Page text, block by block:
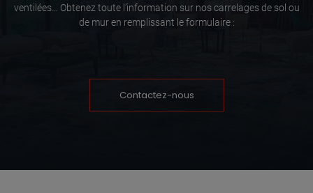
ventilées… Obtenez toute l’information sur nos carrelages de sol ou
de mur en remplissant le formulaire :
Contactez-nous